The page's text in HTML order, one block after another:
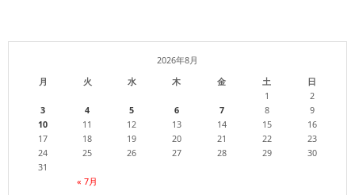
2026年8月
月
火 水 木 金 土 日
« 7月
1
2
3
4 5 6 7 8
9
10
11 12 13 14 15
16
17
18 19 20 21 22
23
24
25 26 27 28 29
30
31